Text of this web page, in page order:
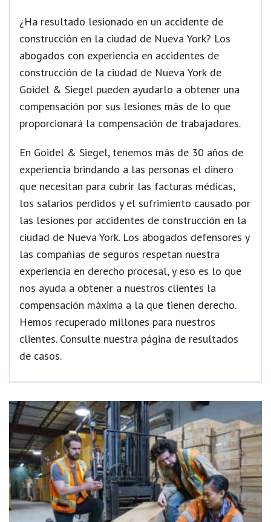
¿Ha resultado lesionado en un accidente de
construcción en la ciudad de Nueva York? Los
abogados con experiencia en accidentes de
construcción de la ciudad de Nueva York de
Goidel & Siegel pueden ayudarlo a obtener una
compensación por sus lesiones más de lo que
proporcionará la compensación de trabajadores.
En Goidel & Siegel, tenemos más de 30 años de
experiencia brindando a las personas el dinero
que necesitan para cubrir las facturas médicas,
los salarios perdidos y el sufrimiento causado por
las lesiones por accidentes de construcción en la
ciudad de Nueva York. Los abogados defensores y
las compañías de seguros respetan nuestra
experiencia en derecho procesal, y eso es lo que
nos ayuda a obtener a nuestros clientes la
compensación máxima a la que tienen derecho.
Hemos recuperado millones para nuestros
clientes. Consulte nuestra página de resultados
de casos.